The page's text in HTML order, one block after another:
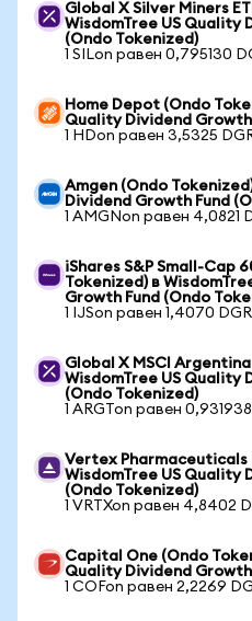
Global X Silver Miners
WisdomTree US Quality
(Ondo Tokenized)
1 SILon равен 0,795130
Home Depot (Ondo
Quality Dividend
1 HDon равен 3,5325
Amgen (Ondo
Dividend Growth Fund
1 AMGNon равен 4,0821
iShares S&P Small-Cap
Tokenized) в
Growth Fund (Ondo
1 IJSon равен 1,4070
Global X MSCI
WisdomTree US Quality
(Ondo Tokenized)
1 ARGTon равен
Vertex Pharmaceuticals
WisdomTree US Quality
(Ondo Tokenized)
1 VRTXon равен 4,8402
Capital One (Ondo
Quality Dividend
1 COFon равен 2,2269